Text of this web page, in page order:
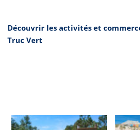
Découvrir les activités et
Truc Vert